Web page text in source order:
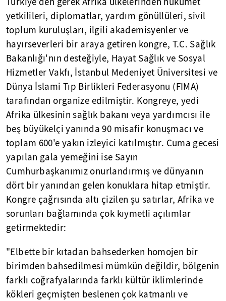
yetkilileri, diplomatlar, yardım gönüllüleri, sivil
toplum kuruluşları, ilgili akademisyenler ve
hayırseverleri bir araya getiren kongre, T.C. Sağlık
Bakanlığı'nın desteğiyle, Hayat Sağlık ve Sosyal
Hizmetler Vakfı, İstanbul Medeniyet Üniversitesi ve
Dünya İslami Tıp Birlikleri Federasyonu (FIMA)
tarafından organize edilmiştir. Kongreye, yedi
Afrika ülkesinin sağlık bakanı veya yardımcısı ile
beş büyükelçi yanında 90 misafir konuşmacı ve
toplam 600'e yakın izleyici katılmıştır. Cuma gecesi
yapılan gala yemeğini ise Sayın
Cumhurbaşkanımız onurlandırmış ve dünyanın
dört bir yanından gelen konuklara hitap etmiştir.
Kongre çağrısında altı çizilen şu satırlar, Afrika ve
sorunları bağlamında çok kıymetli açılımlar
getirmektedir:
"Elbette bir kıtadan bahsederken homojen bir
birimden bahsedilmesi mümkün değildir, bölgenin
farklı coğrafyalarında farklı kültür iklimlerinde
kökleri geçmişten beslenen çok katmanlı ve